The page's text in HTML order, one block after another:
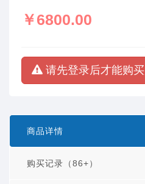
￥6800.00
请先登录后才能购
商品详情
购买记录（86+）